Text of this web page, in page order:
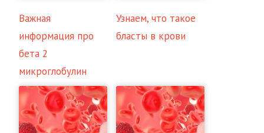
Важная
информация про
бета 2
микроглобулин
Узнаем, что такое
бласты в крови